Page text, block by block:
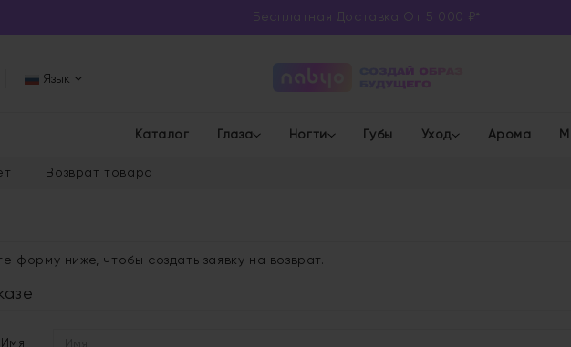
Бесплатная Доставка От 5 000 ₽*
Язык
Каталог Глаза Ногти Губы Уход Арома
Возврат товара
форму ниже, чтобы создать заявку на возврат.
Имя